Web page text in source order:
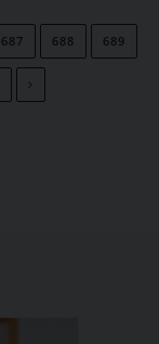
687 688 689